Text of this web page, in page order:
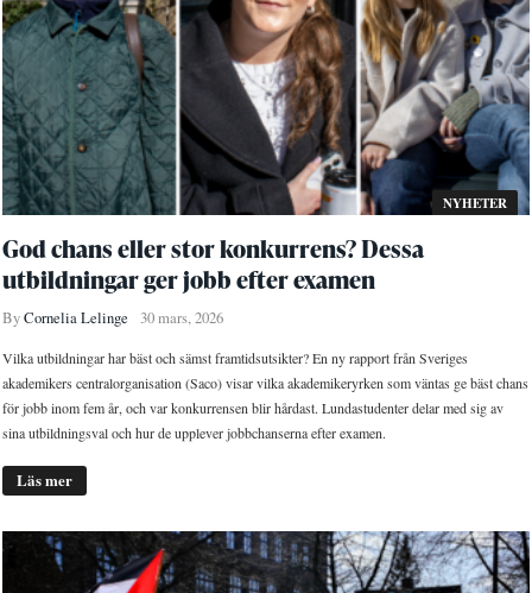
NYHETER
God chans eller stor konkurrens? Dessa
utbildningar ger jobb efter examen
ByCornelia Lelinge 30 mars, 2026
Vilka utbildningar har bäst och sämst framtidsutsikter? En ny rapport från Sveriges
akademikers centralorganisation (Saco) visar vilka akademikeryrken som väntas ge bäst chans
för jobb inom fem år, och var konkurrensen blir hårdast. Lundastudenter delar med sig av
sina utbildningsval och hur de upplever jobbchanserna efter examen.
Läs mer